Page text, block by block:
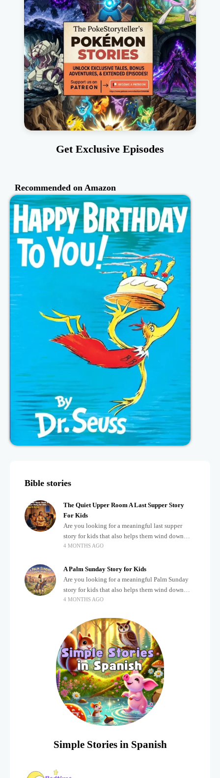
Get Exclusive Episodes
Recommended on Amazon
Bible stories
The Quiet Upper Room A Last Supper Story
For Kids
Are you looking for a meaningful last supper
story for kids that also helps them wind down
after a busy, exciting day? Teaching children
4 MONTHS AGO
A Palm Sunday Story for Kids
Are you looking for a meaningful Palm Sunday
story for kids that also helps them wind down
after a busy, exciting day? Holidays often bring a
4 MONTHS AGO
Simple Stories in Spanish